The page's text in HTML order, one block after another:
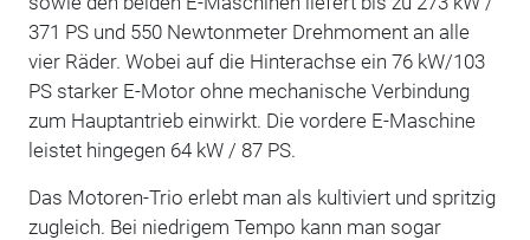
371 PS und 550 Newtonmeter Drehmoment an alle
vier Räder. Wobei auf die Hinterachse ein 76 kW/103
PS starker E-Motor ohne mechanische Verbindung
zum Hauptantrieb einwirkt. Die vordere E-Maschine
leistet hingegen 64 kW / 87 PS.
Das Motoren-Trio erlebt man als kultiviert und spritzig
zugleich. Bei niedrigem Tempo kann man sogar